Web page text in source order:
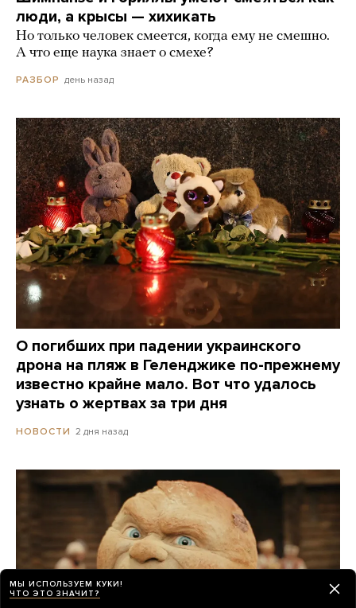
люди, а крысы — хихикать
Но только человек смеется, когда ему не смешно.
А что еще наука знает о смехе?
РАЗБОР день назад
О погибших при падении украинского
дрона на пляж в Геленджике по-прежнему
известно крайне мало. Вот что удалось
узнать о жертвах за три дня
НОВОСТИ 2 дня назад
МЫ ИСПОЛЬЗУЕМ КУКИ!
ЧТО ЭТО ЗНАЧИТ?